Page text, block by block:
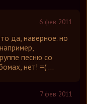
6 фев 2011
да, наверное. но
песню со
нет! =( ...
7 фев 2011